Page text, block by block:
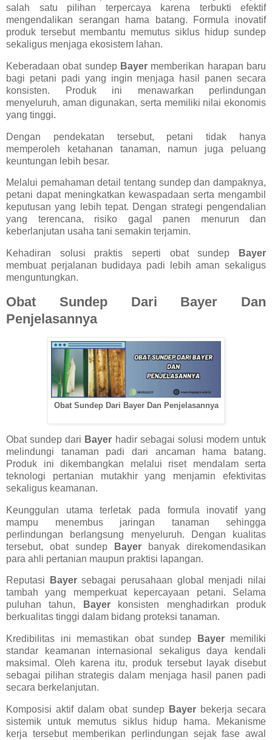
salah satu pilihan terpercaya karena terbukti efektif
mengendalikan serangan hama batang. Formula inovatif
produk tersebut membantu memutus siklus hidup sundep
sekaligus menjaga ekosistem lahan.
Keberadaan obat sundep Bayer memberikan harapan baru
bagi petani padi yang ingin menjaga hasil panen secara
konsisten. Produk ini menawarkan perlindungan
menyeluruh, aman digunakan, serta memiliki nilai ekonomis
yang tinggi.
Dengan pendekatan tersebut, petani tidak hanya
memperoleh ketahanan tanaman, namun juga peluang
keuntungan lebih besar.
Melalui pemahaman detail tentang sundep dan dampaknya,
petani dapat meningkatkan kewaspadaan serta mengambil
keputusan yang lebih tepat. Dengan strategi pengendalian
yang terencana, risiko gagal panen menurun dan
keberlanjutan usaha tani semakin terjamin.
Kehadiran solusi praktis seperti obat sundep
Bayer
membuat perjalanan budidaya padi lebih aman sekaligus
menguntungkan.
Obat Sundep Dari Bayer Dan
Penjelasannya
Obat Sundep Dari Bayer Dan Penjelasannya
Obat sundep dari Bayer hadir sebagai solusi modern untuk
melindungi tanaman padi dari ancaman hama batang.
Produk ini dikembangkan melalui riset mendalam serta
teknologi pertanian mutakhir yang menjamin efektivitas
sekaligus keamanan.
Keunggulan utama terletak pada formula inovatif yang
mampu menembus jaringan tanaman sehingga
perlindungan berlangsung menyeluruh. Dengan kualitas
tersebut, obat sundep
Bayer banyak direkomendasikan
para ahli pertanian maupun praktisi lapangan.
Reputasi Bayersebagai perusahaan global menjadi nilai
tambah yang memperkuat kepercayaan petani. Selama
puluhan tahun,
Bayerkonsisten menghadirkan produk
berkualitas tinggi dalam bidang proteksi tanaman.
Kredibilitas ini memastikan obat sundep Bayermemiliki
standar keamanan internasional sekaligus daya kendali
maksimal. Oleh karena itu, produk tersebut layak disebut
sebagai pilihan strategis dalam menjaga hasil panen padi
secara berkelanjutan.
Komposisi aktif dalam obat sundep Bayerbekerja secara
sistemik untuk memutus siklus hidup hama. Mekanisme
kerja tersebut memberikan perlindungan sejak fase awal